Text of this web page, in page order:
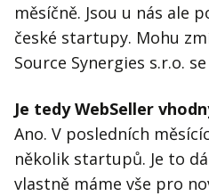
měsíčně. Jsou u nás ale
české startupy. Mohu
Source Synergies s.r.o.
Je tedy WebSeller
Ano. V posledních
několik startupů. Je to
vlastně máme vše pro